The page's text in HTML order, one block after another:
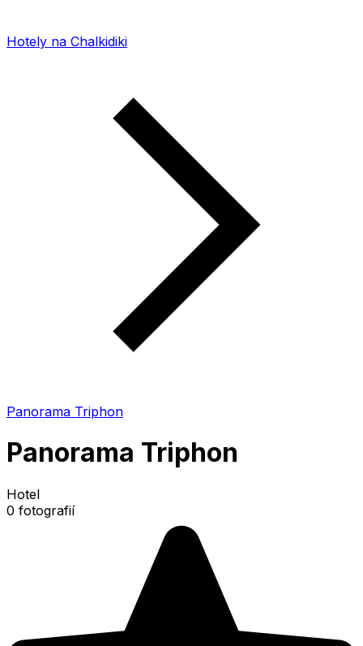
Hotely na Chalkidiki
Panorama Triphon
Panorama Triphon
Hotel
0 fotografií